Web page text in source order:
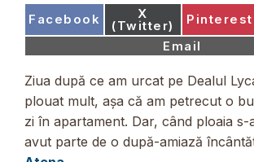
Share
Facebook Share
on
X
(Twitter) Share
Pinterest
Share
on
Email
Ziua după ce am urcat pe Dealul
plouat mult, așa că am petrecut o
zi în apartament. Dar, când ploaia s-
avut parte de o după-amiază